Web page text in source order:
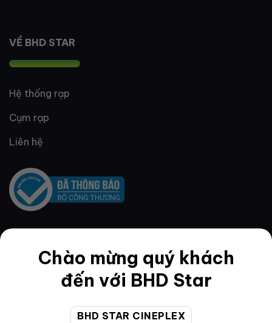
Chào mừng quý khách
đến với BHD Star
BHD STAR CINEPLEX
VỀ BHD STAR
Hệ thống rạp
Cụm rạp
Liên hệ
QUY ĐỊNH & ĐIỀU KHOẢN